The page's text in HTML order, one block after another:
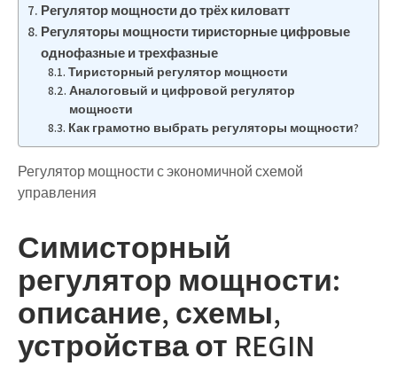
Регулятор мощности до трёх киловатт
Регуляторы мощности тиристорные цифровые
однофазные и трехфазные
Тиристорный регулятор мощности
Аналоговый и цифровой регулятор
мощности
Как грамотно выбрать регуляторы мощности?
Регулятор мощности с экономичной схемой
управления
Симисторный
регулятор мощности:
описание, схемы,
устройства от REGIN